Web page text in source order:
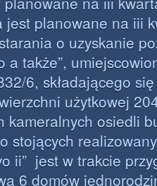
jest planowane na iii
o uzyskanie
a także”,
6, składającego
użytkowej
kameralnych osiedli
stojących
ii” jest w trakcie
6 domów